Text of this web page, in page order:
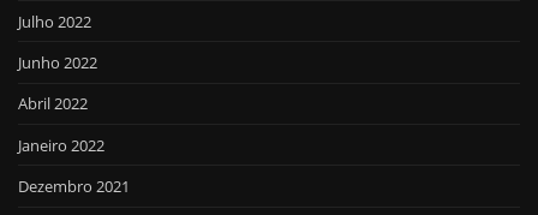
Julho 2022
Junho 2022
Abril 2022
Janeiro 2022
Dezembro 2021